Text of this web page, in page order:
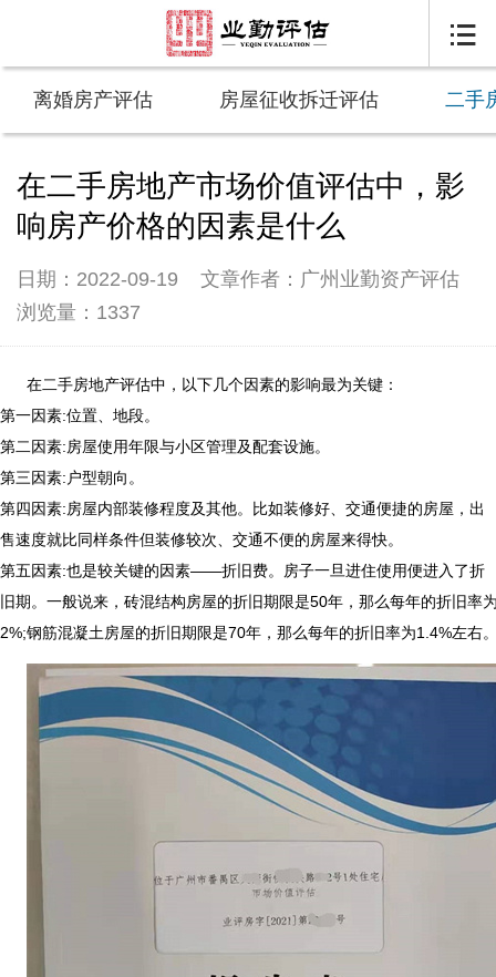

离婚房产评估 房屋征收拆迁评估 二手
在二手房地产市场价值评估中，影
响房产价格的因素是什么
日期：2022-09-19
文章作者：广州业勤资产评估
浏览量：1337
在二手房地产评估中，以下几个因素的影响最为关键：
第一因素:位置、地段。
第二因素:房屋使用年限与小区管理及配套设施。
第三因素:户型朝向。
第四因素:房屋内部装修程度及其他。比如装修好、交通便捷的房屋，出
售速度就比同样条件但装修较次、交通不便的房屋来得快。
第五因素:也是较关键的因素——折旧费。房子一旦进住使用便进入了折
旧期。一般说来，砖混结构房屋的折旧期限是50年，那么每年的折旧率
2%;钢筋混凝土房屋的折旧期限是70年，那么每年的折旧率为1.4%左右